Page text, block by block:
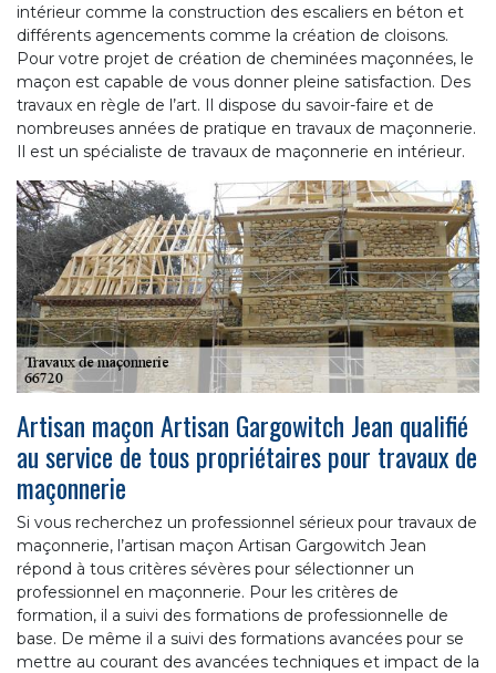
intérieur comme la construction des escaliers en béton et
différents agencements comme la création de cloisons.
Pour votre projet de création de cheminées maçonnées, le
maçon est capable de vous donner pleine satisfaction. Des
travaux en règle de l’art. Il dispose du savoir-faire et de
nombreuses années de pratique en travaux de maçonnerie.
Il est un spécialiste de travaux de maçonnerie en intérieur.
Artisan maçon Artisan Gargowitch Jean qualifié
au service de tous propriétaires pour travaux de
maçonnerie
Si vous recherchez un professionnel sérieux pour travaux de
maçonnerie, l’artisan maçon Artisan Gargowitch Jean
répond à tous critères sévères pour sélectionner un
professionnel en maçonnerie. Pour les critères de
formation, il a suivi des formations de professionnelle de
base. De même il a suivi des formations avancées pour se
mettre au courant des avancées techniques et impact de la